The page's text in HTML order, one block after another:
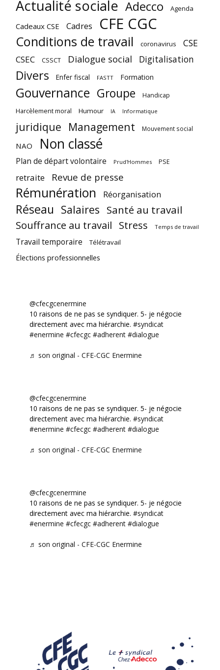
Actualité sociale Adecco Agenda
Cadeaux CSE Cadres CFE CGC
Conditions de travail coronavirus CSE
CSEC CSSCT Dialogue social Digitalisation
Divers Enfer fiscal FASTT Formation
Gouvernance Groupe Handicap
Harcèlement moral Humour IA Informatique
juridique Management Mouvement social
NAO Non classé
Plan de départ volontaire Prud'Hommes PSE
retraite Revue de presse
Rémunération Réorganisation
Réseau Salaires Santé au travail
Souffrance au travail Stress Temps de travail
Travail temporaire Télétravail
Élections professionnelles
@cfecgcenermine
10 raisons de ne pas se syndiquer. 5- je négocie
directement avec ma hiérarchie. #syndicat
#enermine #cfecgc #adherent #dialogue
♬ son original - CFE-CGC Enermine
@cfecgcenermine
10 raisons de ne pas se syndiquer. 5- je négocie
directement avec ma hiérarchie. #syndicat
#enermine #cfecgc #adherent #dialogue
♬ son original - CFE-CGC Enermine
@cfecgcenermine
10 raisons de ne pas se syndiquer. 5- je négocie
directement avec ma hiérarchie. #syndicat
#enermine #cfecgc #adherent #dialogue
♬ son original - CFE-CGC Enermine